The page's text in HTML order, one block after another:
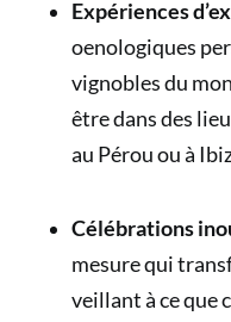
Expériences
oenologiques
vignobles du
être dans des
au Pérou ou à
Célébrations
mesure qui
veillant à ce que